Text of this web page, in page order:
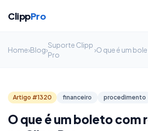
ClippPro
Home›Blog›
Suporte Clipp
Pro
›
Artigo #1320 financeiro procedimento
O que é um boleto com